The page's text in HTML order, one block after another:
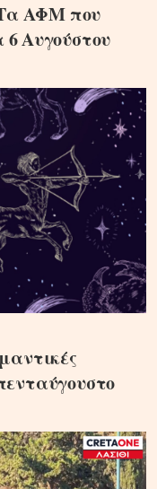
Τα ΑΦΜ που
Αυγούστου